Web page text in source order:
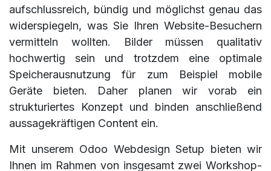
aufschlussreich, bündig und möglichst genau das
widerspiegeln, was Sie Ihren Website-Besuchern
vermitteln wollten. Bilder müssen qualitativ
hochwertig sein und trotzdem eine optimale
Speicherausnutzung für zum Beispiel mobile
Geräte bieten. Daher planen wir vorab ein
strukturiertes Konzept und binden anschließend
aussagekräftigen Content ein.
Mit unserem Odoo Webdesign Setup bieten wir
Ihnen im Rahmen von insgesamt zwei Workshop-